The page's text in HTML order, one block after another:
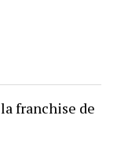
franchise de